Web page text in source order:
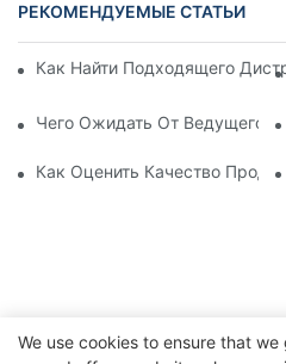
РЕКОМЕНДУЕМЫЕ СТАТЬИ
Как Найти Подходящего
Чего Ожидать От Ведущего
Как Оценить Качество
We use cookies to ensure that